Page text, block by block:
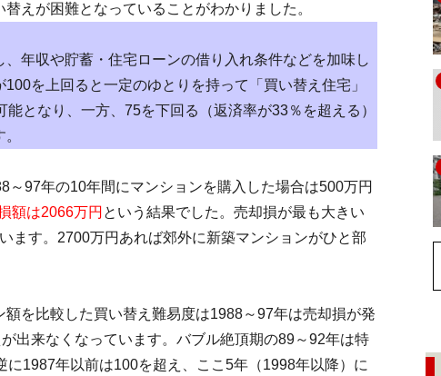
えが困難となっていることがわかりました。
年収や貯蓄・住宅ローンの借り入れ条件などを加味し
を上回ると一定のゆとりを持って「買い替え住宅」
となり、一方、75を下回る（返済率が33％を超える）
97年の10年間にマンションを購入した場合は500万円
額は2066万円 という結果でした。売却損が最も大きい
ます。2700万円あれば郊外に新築マンションがひと部
を比較した買い替え難易度は1988～97年は売却損が発
出来なくなっています。バブル絶頂期の89～92年は特
1987年以前は100を超え、ここ5年（1998年以降）に